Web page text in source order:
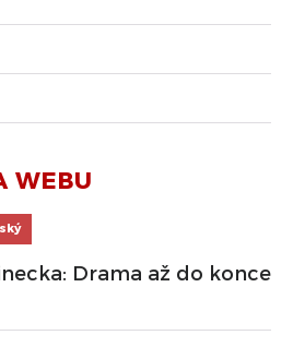
WEBU
Drama až do konce